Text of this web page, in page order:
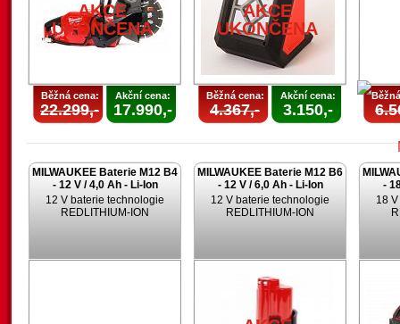
AKCE
UKONČENA
Běžná cena:
22.299,-
Akční cena:
17.990,-
AKCE
UKONČENA
Běžná cena:
4.367,-
Akční cena:
3.150,-
MILWAUKEE Baterie M12 B4
- 12 V / 4,0 Ah - Li-Ion
12 V baterie technologie
REDLITHIUM-ION
MILWAUKEE Baterie M12 B6
- 12 V / 6,0 Ah - Li-Ion
12 V baterie technologie
REDLITHIUM-ION
-
18